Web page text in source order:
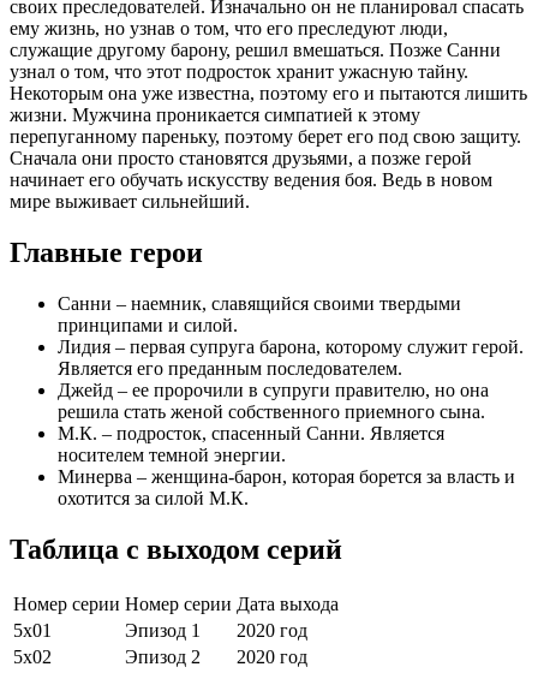
своих преследователей. Изначально он не планировал спасать
ему жизнь, но узнав о том, что его преследуют люди,
служащие другому барону, решил вмешаться. Позже Санни
узнал о том, что этот подросток хранит ужасную тайну.
Некоторым она уже известна, поэтому его и пытаются лишить
жизни. Мужчина проникается симпатией к этому
перепуганному пареньку, поэтому берет его под свою защиту.
Сначала они просто становятся друзьями, а позже герой
начинает его обучать искусству ведения боя. Ведь в новом
мире выживает сильнейший.
Главные герои
Санни – наемник, славящийся своими твердыми
принципами и силой.
Лидия – первая супруга барона, которому служит герой.
Является его преданным последователем.
Джейд – ее пророчили в супруги правителю, но она
решила стать женой собственного приемного сына.
М.К. – подросток, спасенный Санни. Является
носителем темной энергии.
Минерва – женщина-барон, которая борется за власть и
охотится за силой М.К.
Таблица с выходом серий
Номер серии Номер серии Дата выхода
5х01
Эпизод 1
2020 год
5х02
Эпизод 2
2020 год